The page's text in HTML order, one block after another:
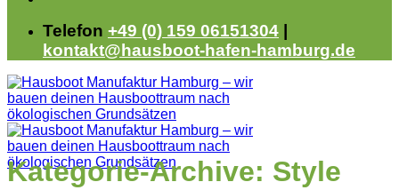
Telefon +49 (0) 159 06151304
kontakt@hausboot-hafen-hamburg.de
Kategorie-Archive: Style